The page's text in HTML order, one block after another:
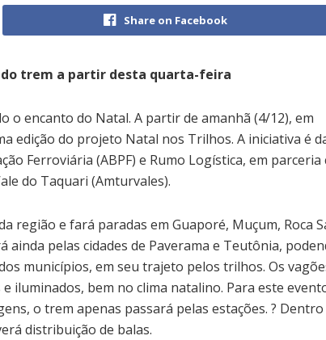
Share on Facebook
trem a partir desta quarta-feira
o encanto do Natal. A partir de amanhã (4/12), em
edição do projeto Natal nos Trilhos. A iniciativa é
Ferroviária (ABPF) e Rumo Logística, em parceria
do Taquari (Amturvales).
região e fará paradas em Guaporé, Muçum, Roca
ainda pelas cidades de Paverama e Teutônia,
municípios, em seu trajeto pelos trilhos. Os
iluminados, bem no clima natalino. Para este
o trem apenas passará pelas estações. ? Dentro
distribuição de balas.